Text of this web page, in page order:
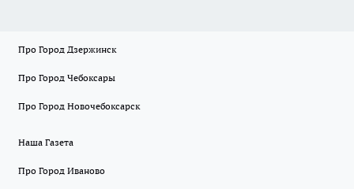
Про Город Дзержинск
Про Город Чебоксары
Про Город Новочебоксарск
Наша Газета
Про Город Иваново